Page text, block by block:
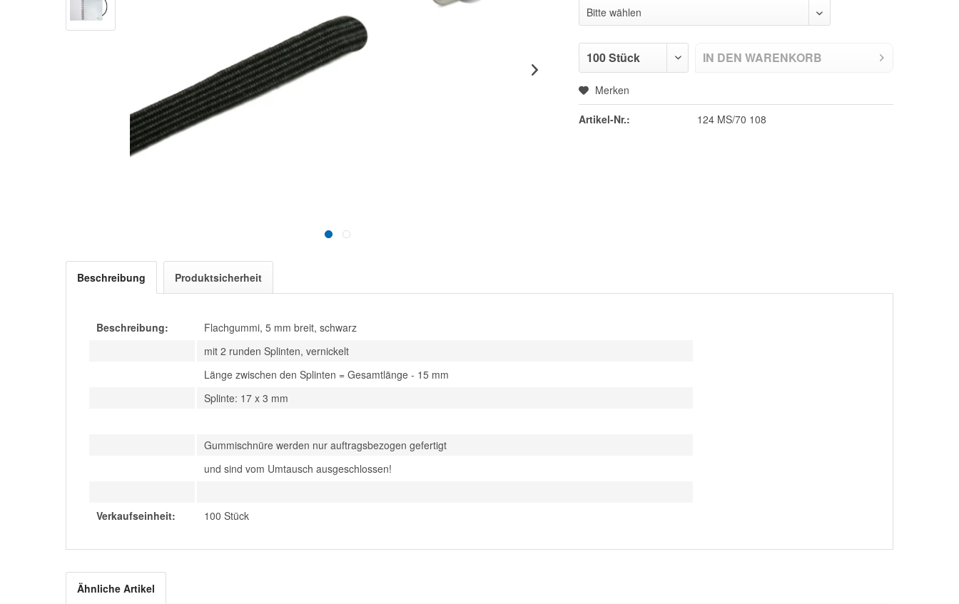
IN DEN WARENKORB
Merken
Artikel-Nr.: 124 MS/70 108
Beschreibung Produktsicherheit
Beschreibung:
Flachgummi, 5 mm breit, schwarz
mit 2 runden Splinten, vernickelt
Länge zwischen den Splinten = Gesamtlänge - 15 mm
Splinte: 17 x 3 mm
Gummischnüre werden nur auftragsbezogen gefertigt
und sind vom Umtausch ausgeschlossen!
Verkaufseinheit: 100 Stück
Ähnliche Artikel